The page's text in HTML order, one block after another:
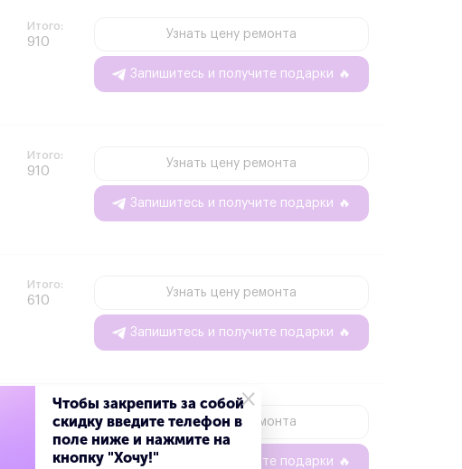
Итого:
910
Узнать цену ремонта
Запишитесь и получите подарки 🔥
Итого:
910
Узнать цену ремонта
Запишитесь и получите подарки 🔥
Итого:
610
Узнать цену ремонта
Запишитесь и получите подарки 🔥
Узнать цену ремонта
Запишитесь и получите подарки 🔥
×
Чтобы закрепить за собой
скидку введите телефон в
поле ниже и нажмите на
кнопку "Хочу!"